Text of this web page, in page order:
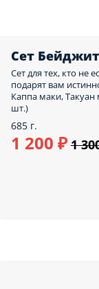
Сет
Сет для тех, кто не
подарят вам
Каппа маки, Такуан
шт.)
685 г.
1 200 ₽ 1